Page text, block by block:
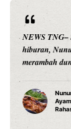
NEWS TNG–
hiburan,
merambah